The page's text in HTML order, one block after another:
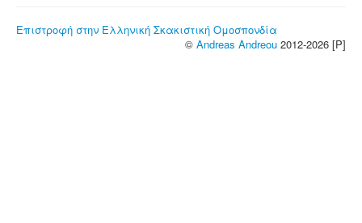
Επιστροφή στην Ελληνική Σκακιστική Ομοσπονδία
© Andreas Andreou 2012-2026 [P]